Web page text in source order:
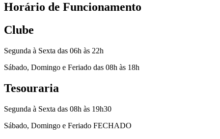
Horário de Funcionamento
Clube
Segunda à Sexta das 06h às 22h
Sábado, Domingo e Feriado das 08h às 18h
Tesouraria
Segunda à Sexta das 08h às 19h30
Sábado, Domingo e Feriado FECHADO